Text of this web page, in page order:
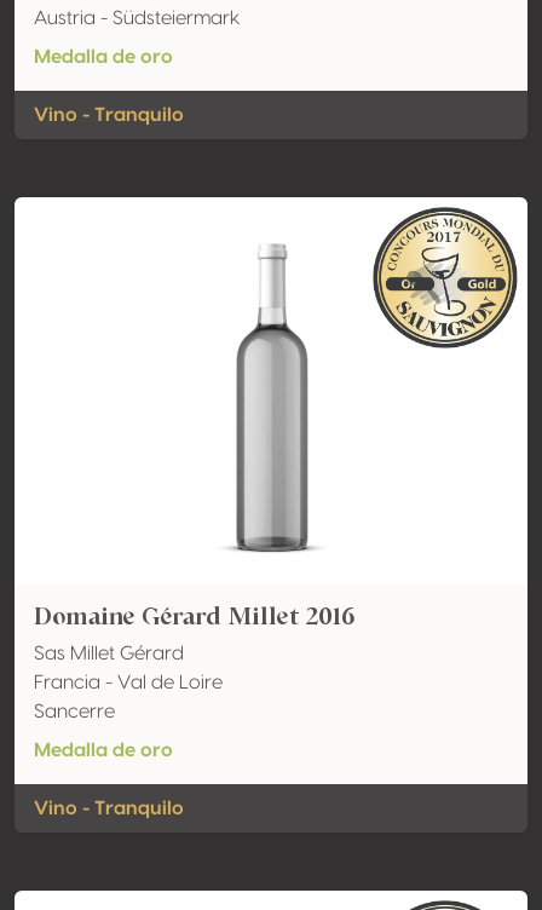
Austria - Südsteiermark
Medalla de oro
Vino - Tranquilo
Domaine Gérard Millet 2016
Sas Millet Gérard
Francia - Val de Loire
Sancerre
Medalla de oro
Vino - Tranquilo